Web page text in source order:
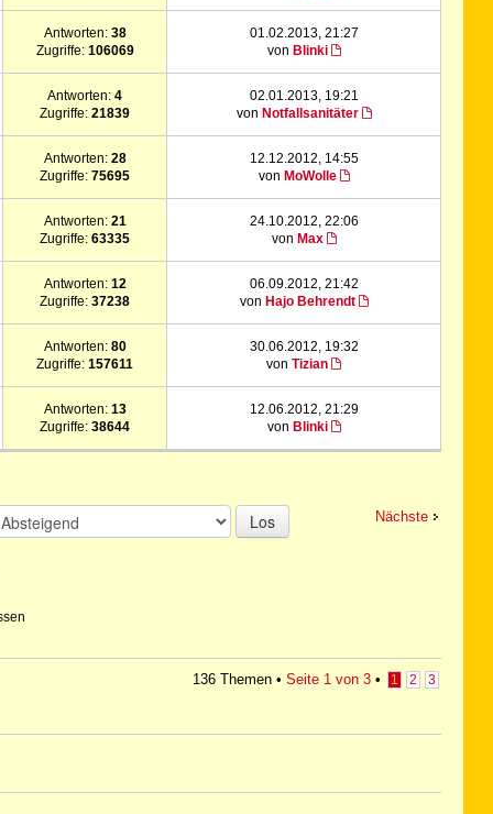
Antworten: 38
Zugriffe: 106069
01.02.2013, 21:27
von Blinki
Antworten:4
Zugriffe:21839
02.01.2013, 19:21
von Notfallsanitäter
Antworten: 28
Zugriffe:75695
12.12.2012, 14:55
von MoWolle
Antworten: 21
Zugriffe:63335
24.10.2012, 22:06
von Max
Antworten: 12
Zugriffe:37238
06.09.2012, 21:42
von Hajo Behrendt
Antworten: 80
Zugriffe:157611
30.06.2012, 19:32
vonTizian
Antworten: 13
Zugriffe:38644
12.06.2012, 21:29
von Blinki
Nächste
Los
136 Themen • Seite 1von 3• 1 2 3